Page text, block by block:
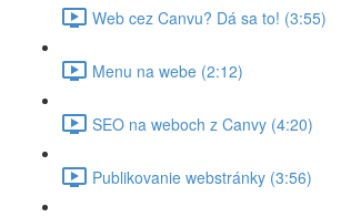
Web cez Canvu? Dá sa to! (3:55)
Menu na webe (2:12)
SEO na weboch z Canvy (4:20)
Publikovanie webstránky (3:56)